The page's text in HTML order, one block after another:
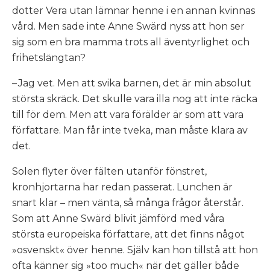
dotter Vera utan lämnar henne i en annan kvinnas
vård. Men sade inte Anne Swärd nyss att hon ser
sig som en bra mamma trots all äventyrlighet och
frihetslängtan?
– Jag vet. Men att svika barnen, det är min absolut
största skräck. Det skulle vara illa nog att inte räcka
till för dem. Men att vara förälder är som att vara
författare. Man får inte tveka, man måste klara av
det.
Solen flyter över fälten utanför fönstret,
kronhjortarna har redan passerat. Lunchen är
snart klar – men vänta, så många frågor återstår.
Som att Anne Swärd blivit jämförd med våra
största europeiska författare, att det finns något
»osvenskt« över henne. Själv kan hon tillstå att hon
ofta känner sig »too much« när det gäller både